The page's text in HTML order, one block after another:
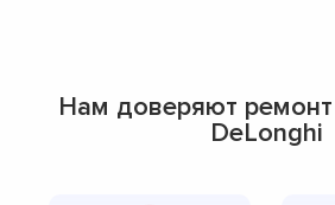
Нам доверяют
DeLonghi